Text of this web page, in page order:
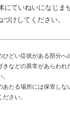
ていねいになじま
けしてください。
どい症状がある部分へ
などの異常があらわれ
たる場所には保管しな
さい。